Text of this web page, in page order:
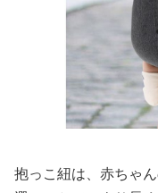
抱っこ紐は、赤ちゃ